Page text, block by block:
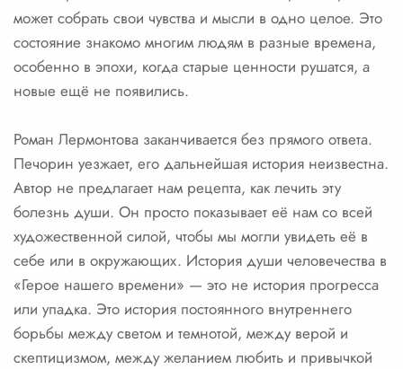
может собрать свои чувства и мысли в одно целое. Это
состояние знакомо многим людям в разные времена,
особенно в эпохи, когда старые ценности рушатся, а
новые ещё не появились.
Роман Лермонтова заканчивается без прямого ответа.
Печорин уезжает, его дальнейшая история неизвестна.
Автор не предлагает нам рецепта, как лечить эту
болезнь души. Он просто показывает её нам со всей
художественной силой, чтобы мы могли увидеть её в
себе или в окружающих. История души человечества в
«Герое нашего времени» — это не история прогресса
или упадка. Это история постоянного внутреннего
борьбы между светом и темнотой, между верой и
скептицизмом, между желанием любить и привычкой